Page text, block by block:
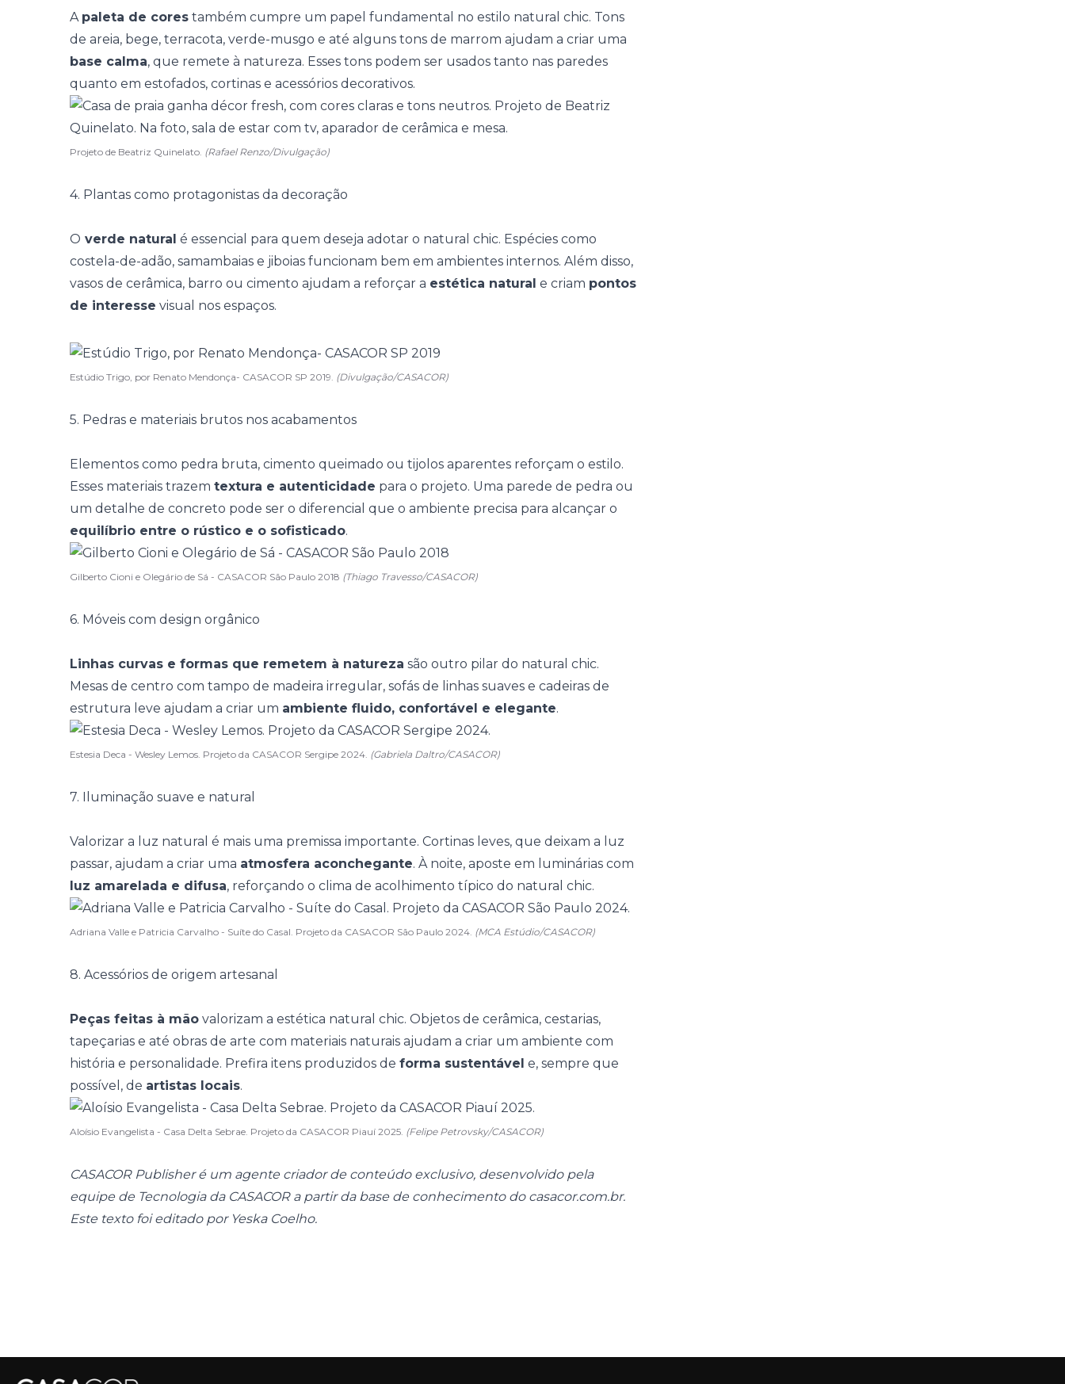
A paleta de cores também cumpre um papel fundamental no estilo natural chic. Tons
de areia, bege, terracota, verde-musgo e até alguns tons de marrom ajudam a criar uma
base calma, que remete à natureza. Esses tons podem ser usados tanto nas paredes
quanto em estofados, cortinas e acessórios decorativos.
Projeto de Beatriz Quinelato. (Rafael Renzo/Divulgação)
4. Plantas como protagonistas da decoração
O verde natural é essencial para quem deseja adotar o natural chic. Espécies como
costela-de-adão, samambaias e jiboias funcionam bem em ambientes internos. Além disso,
vasos de cerâmica, barro ou cimento ajudam a reforçar a estética natural e criam pontos
de interesse visual nos espaços.
Estúdio Trigo, por Renato Mendonça- CASACOR SP 2019. (Divulgação/CASACOR)
5. Pedras e materiais brutos nos acabamentos
Elementos como pedra bruta, cimento queimado ou tijolos aparentes reforçam o estilo.
Esses materiais trazem textura e autenticidade para o projeto. Uma parede de pedra ou
um detalhe de concreto pode ser o diferencial que o ambiente precisa para alcançar o
equilíbrio entre o rústico e o sofisticado.
Gilberto Cioni e Olegário de Sá - CASACOR São Paulo 2018 (Thiago Travesso/CASACOR)
6. Móveis com design orgânico
Linhas curvas e formas que remetem à natureza são outro pilar do natural chic.
Mesas de centro com tampo de madeira irregular, sofás de linhas suaves e cadeiras de
estrutura leve ajudam a criar um ambiente fluido, confortável e elegante.
Estesia Deca - Wesley Lemos. Projeto da CASACOR Sergipe 2024. (Gabriela Daltro/CASACOR)
7. Iluminação suave e natural
Valorizar a luz natural é mais uma premissa importante. Cortinas leves, que deixam a luz
passar, ajudam a criar uma atmosfera aconchegante. À noite, aposte em luminárias com
luz amarelada e difusa, reforçando o clima de acolhimento típico do natural chic.
Adriana Valle e Patricia Carvalho - Suíte do Casal. Projeto da CASACOR São Paulo 2024. (MCA Estúdio/CASACOR)
8. Acessórios de origem artesanal
Peças feitas à mão valorizam a estética natural chic. Objetos de cerâmica, cestarias,
tapeçarias e até obras de arte com materiais naturais ajudam a criar um ambiente com
história e personalidade. Prefira itens produzidos de forma sustentável e, sempre que
possível, de artistas locais.
Aloísio Evangelista - Casa Delta Sebrae. Projeto da CASACOR Piauí 2025. (Felipe Petrovsky/CASACOR)
CASACOR Publisher é um agente criador de conteúdo exclusivo, desenvolvido pela
equipe de Tecnologia da CASACOR a partir da base de conhecimento do casacor.com.br.
Este texto foi editado por Yeska Coelho.